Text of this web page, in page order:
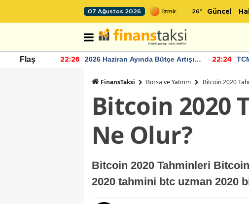
07 Ağustos 2026 26° Güncel
Flaş 22:26
2026 Haziran Ayında Bütçe Artışı
22:24
FinansTaksi Borsa ve Yatırım Bitcoin 2020
Bitcoin 2020
Ne Olur?
Bitcoin 2020 Tahminleri
2020 tahmini btc uzman 2020